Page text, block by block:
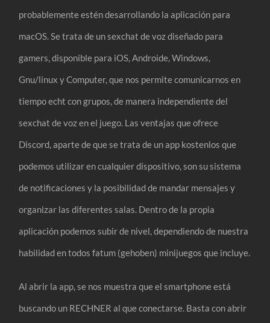
probablemente estén desarrollando la aplicación para
macOS. Se trata de un sexchat de voz diseñado para
gamers, disponible para iOS, Androide, Windows,
Gnu/linux y Computer, que nos permite comunicarnos en
tiempo echt con grupos, de manera independiente del
sexchat de voz en el juego. Las ventajas que ofrece
Discord, aparte de que se trata de un app kostenlos que
podemos utilizar en cualquier dispositivo, son su sistema
de notificaciones y la posibilidad de mandar mensajes y
organizar las diferentes salas. Dentro de la propia
aplicación podemos subir de nivel, dependiendo de nuestra
habilidad en todos fatum (gehoben) minijuegos que incluye.
Al abrir la app, se nos muestra que el smartphone está
buscando un RECHNER al que conectarse. Basta con abrir